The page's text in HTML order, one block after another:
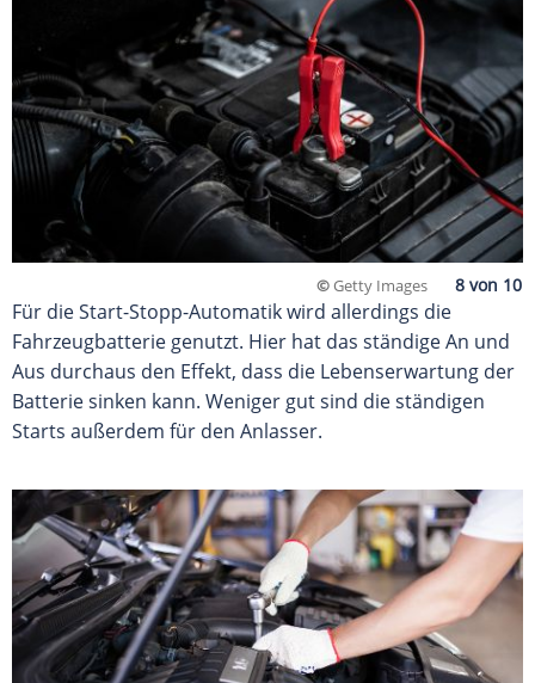
©Getty Images
Für die Start-Stopp-Automatik wird allerdings die
Fahrzeugbatterie genutzt. Hier hat das ständige An und
Aus durchaus den Effekt, dass die Lebenserwartung der
Batterie sinken kann. Weniger gut sind die ständigen
Starts außerdem für den Anlasser.